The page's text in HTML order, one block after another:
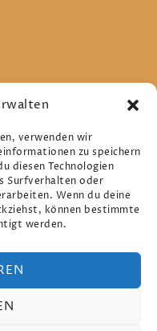
verwenden wir
zu speichern
diesen Technologien
Surfverhalten oder
Wenn du deine
können bestimmte
werden.